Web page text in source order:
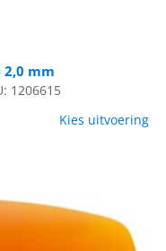
2,0 mm
1206615
Kies uitvoering